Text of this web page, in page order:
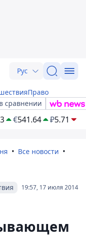
Рус
Право
сравнении
€541.64 ₽5.71
Все новости
19:57, 17 июля 2014